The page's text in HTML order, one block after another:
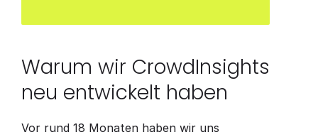
Warum wir CrowdInsights
neu entwickelt haben
Vor rund 18 Monaten haben wir uns